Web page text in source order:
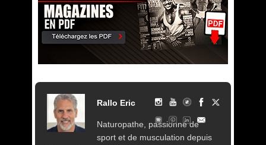
Rallo Eric
Naturopathe, passionné de
sport et de musculation depuis